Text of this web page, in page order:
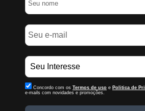
Concordo com os Termos de uso e Politica de
e-mails com novidades e promoções.